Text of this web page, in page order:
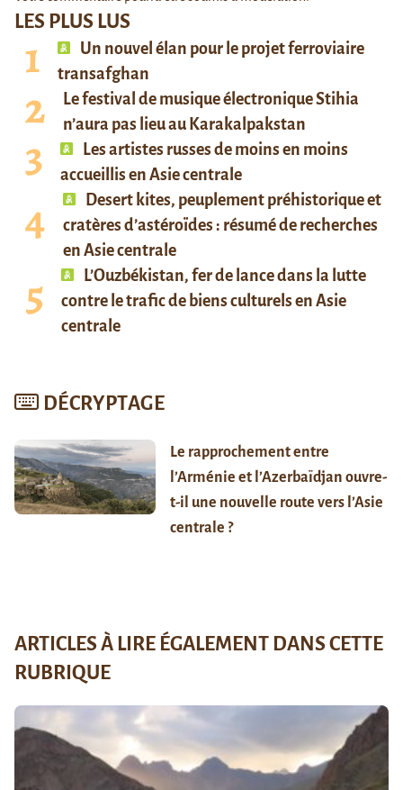
LES PLUS LUS
Un nouvel élan pour le projet ferroviaire
transafghan
Le festival de musique électronique Stihia
n’aura pas lieu au Karakalpakstan
Les artistes russes de moins en moins
accueillis en Asie centrale
Desert kites, peuplement préhistorique et
cratères d’astéroïdes : résumé de recherches
en Asie centrale
L’Ouzbékistan, fer de lance dans la lutte
contre le trafic de biens culturels en Asie
centrale
DÉCRYPTAGE
Le rapprochement entre
l’Arménie et l’Azerbaïdjan ouvre-
t-il une nouvelle route vers l’Asie
centrale ?
ARTICLES À LIRE ÉGALEMENT DANS CETTE
RUBRIQUE